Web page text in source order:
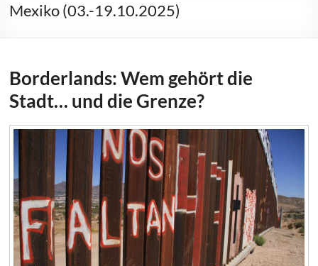
Mexiko (03.-19.10.2025)
Borderlands: Wem gehört die
Stadt… und die Grenze?